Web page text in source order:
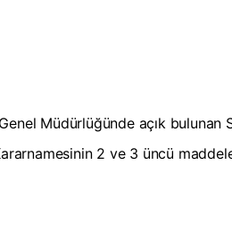
Müdürlüğünde açık bulunan
2 ve 3 üncü